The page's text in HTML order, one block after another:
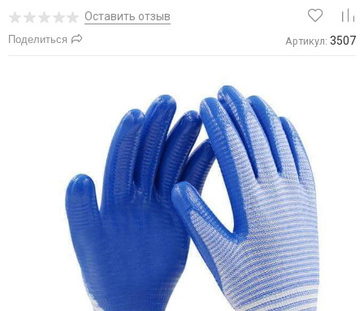
Оставить отзыв
Поделиться Артикул: 3507